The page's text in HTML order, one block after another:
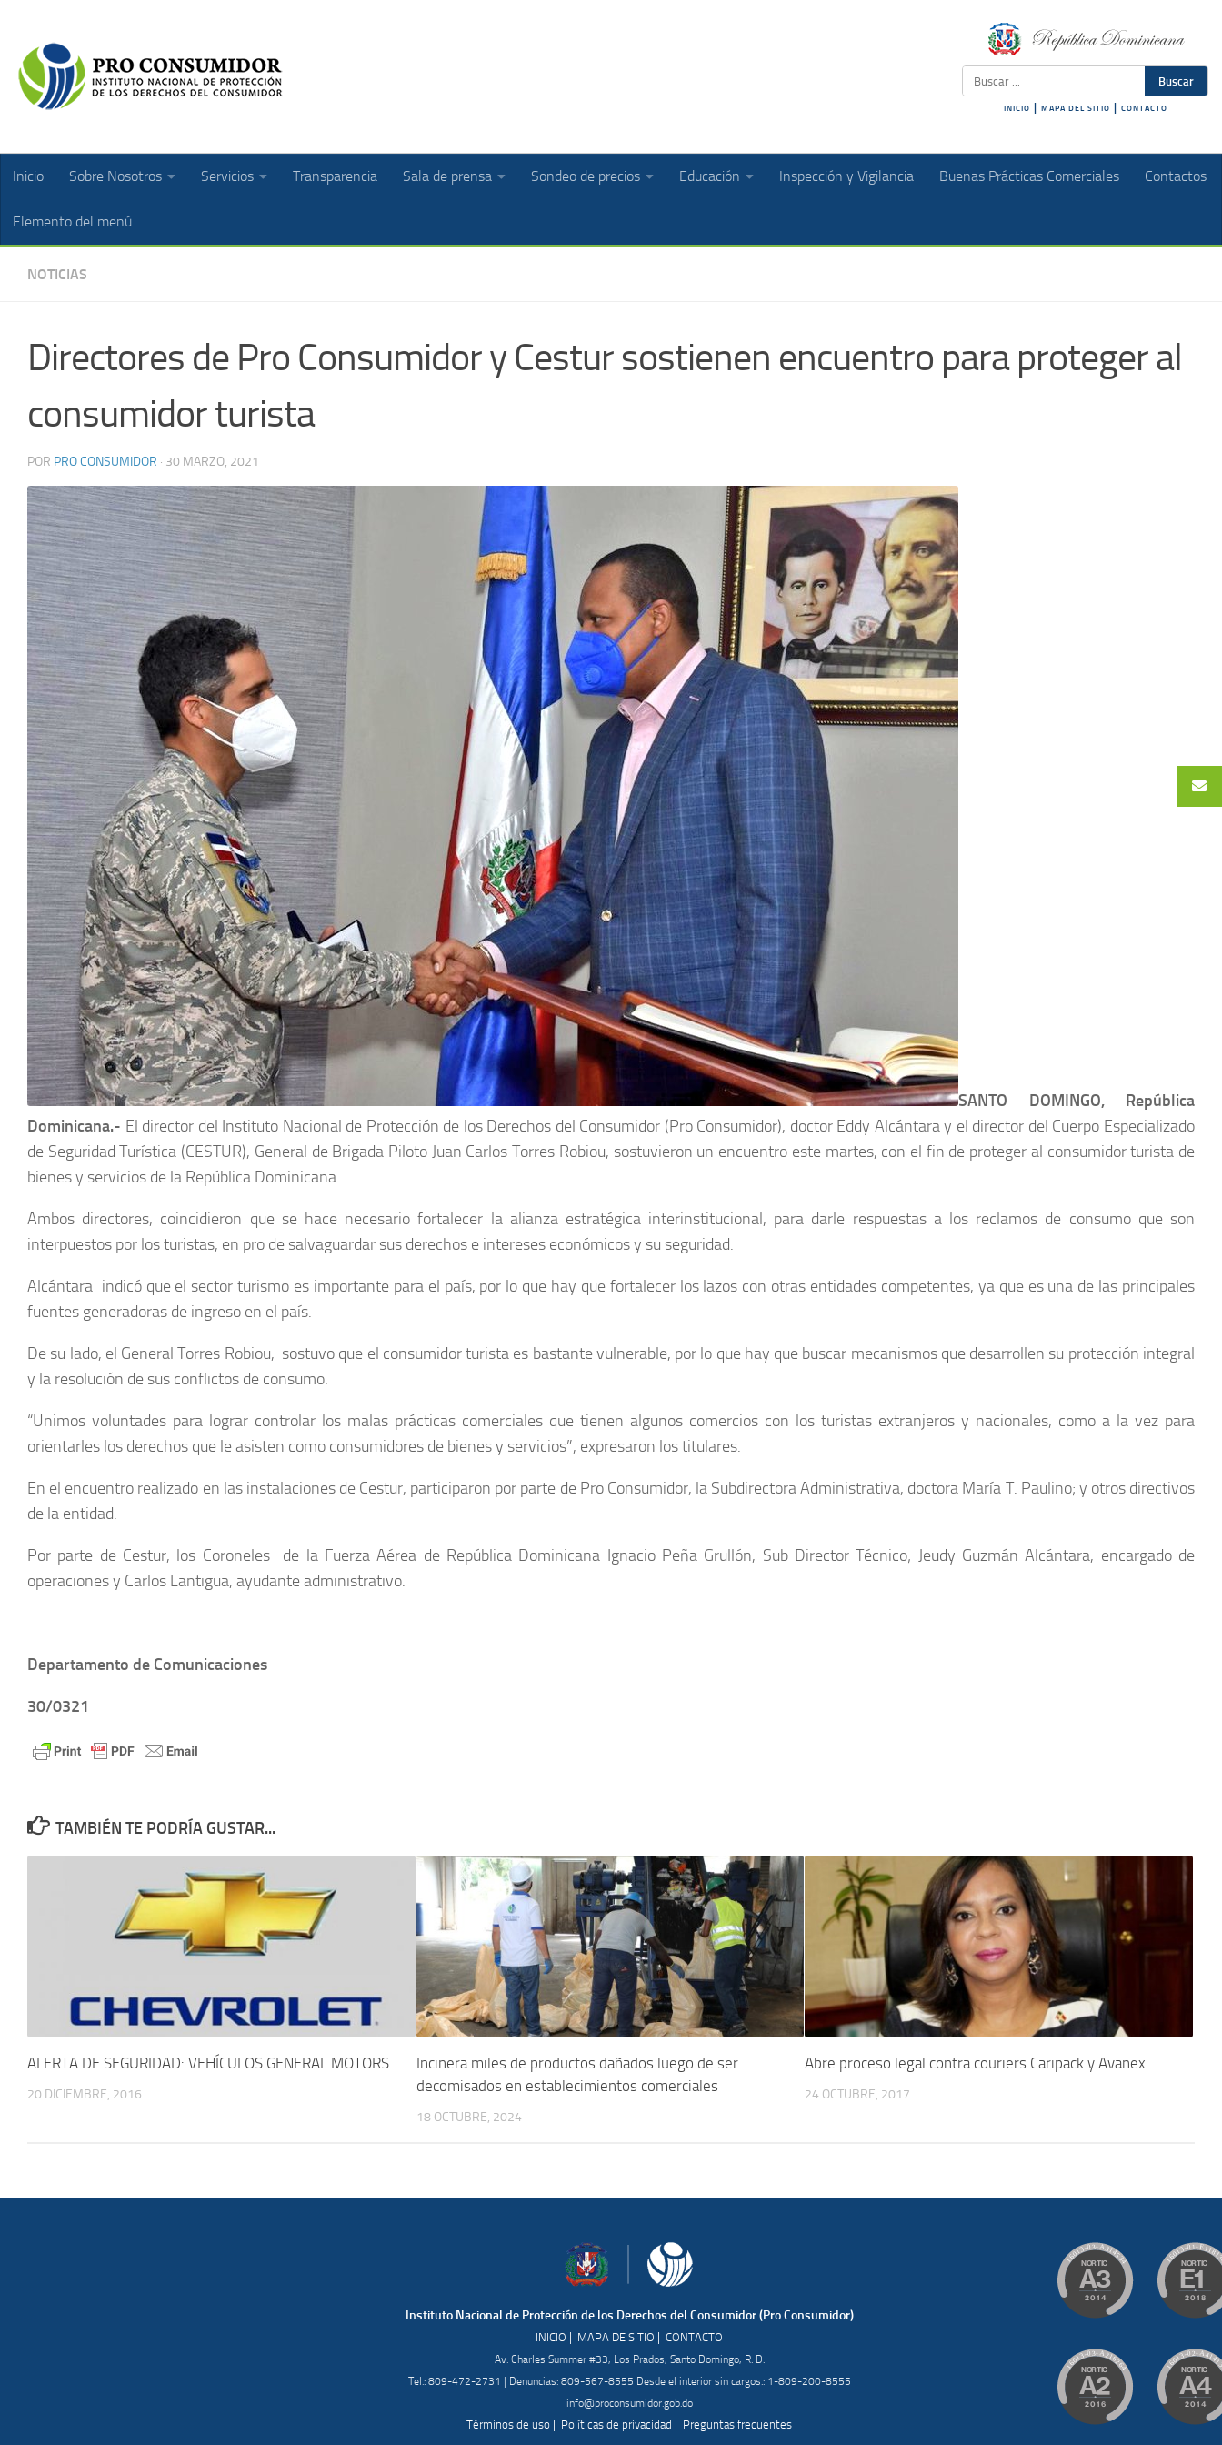
Buscar
INICIO MAPA DEL SITIO CONTACTO
Inicio Sobre Nosotros Servicios Transparencia Sala de prensa Sondeo de precios Educación Inspección y Vigilancia Buenas Prácticas Comerciales Contactos
Elemento del menú
NOTICIAS
Directores de Pro Consumidor y Cestur sostienen encuentro para proteger al
consumidor turista
POR PRO CONSUMIDOR · 30 MARZO, 2021
SANTO DOMINGO, República
Dominicana.- El director del Instituto Nacional de Protección de los Derechos del Consumidor (Pro Consumidor), doctor Eddy Alcántara y el director del Cuerpo Especializado
de Seguridad Turística (CESTUR), General de Brigada Piloto Juan Carlos Torres Robiou, sostuvieron un encuentro este martes, con el fin de proteger al consumidor turista de
bienes y servicios de la República Dominicana.
Ambos directores, coincidieron que se hace necesario fortalecer la alianza estratégica interinstitucional, para darle respuestas a los reclamos de consumo que son
interpuestos por los turistas, en pro de salvaguardar sus derechos e intereses económicos y su seguridad.
Alcántara indicó que el sector turismo es importante para el país, por lo que hay que fortalecer los lazos con otras entidades competentes, ya que es una de las principales
fuentes generadoras de ingreso en el país.
De su lado, el General Torres Robiou, sostuvo que el consumidor turista es bastante vulnerable, por lo que hay que buscar mecanismos que desarrollen su protección integral
y la resolución de sus conflictos de consumo.
“Unimos voluntades para lograr controlar los malas prácticas comerciales que tienen algunos comercios con los turistas extranjeros y nacionales, como a la vez para
orientarles los derechos que le asisten como consumidores de bienes y servicios”, expresaron los titulares.
En el encuentro realizado en las instalaciones de Cestur, participaron por parte de Pro Consumidor, la Subdirectora Administrativa, doctora María T. Paulino; y otros directivos
de la entidad.
Por parte de Cestur, los Coroneles de la Fuerza Aérea de República Dominicana Ignacio Peña Grullón, Sub Director Técnico; Jeudy Guzmán Alcántara, encargado de
operaciones y Carlos Lantigua, ayudante administrativo.
Departamento de Comunicaciones
30/0321
TAMBIÉN TE PODRÍA GUSTAR...
ALERTA DE SEGURIDAD: VEHÍCULOS GENERAL MOTORS
20 DICIEMBRE, 2016
Incinera miles de productos dañados luego de ser
decomisados en establecimientos comerciales
18 OCTUBRE, 2024
Abre proceso legal contra couriers Caripack y Avanex
24 OCTUBRE, 2017
Instituto Nacional de Protección de los Derechos del Consumidor (Pro Consumidor)
INICIO | MAPA DE SITIO | CONTACTO
Av. Charles Summer #33, Los Prados, Santo Domingo, R. D.
Tel.: 809-472-2731 | Denuncias: 809-567-8555 Desde el interior sin cargos.: 1-809-200-8555
info@proconsumidor.gob.do
Términos de uso | Políticas de privacidad | Preguntas frecuentes